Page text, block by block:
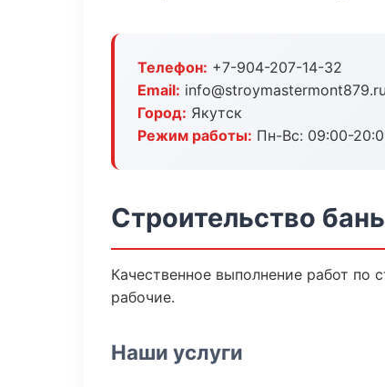
Телефон: +7-904-207-14-32
Email: info@stroymastermont879.ru
Город: Якутск
Режим работы: Пн-Вс: 09:00-
Строительство
Качественное выполнение работ по
рабочие.
Наши услуги